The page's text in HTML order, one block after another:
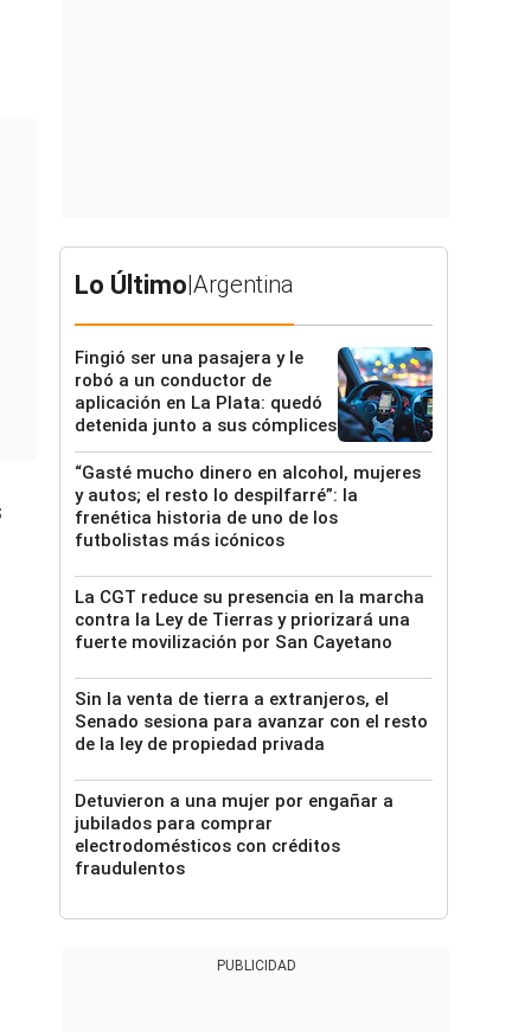
Lo Último|Argentina
Fingió ser una pasajera y le
robó a un conductor de
aplicación en La Plata: quedó
detenida junto a sus cómplices
“Gasté mucho dinero en alcohol, mujeres
y autos; el resto lo despilfarré”: la
frenética historia de uno de los
futbolistas más icónicos
La CGT reduce su presencia en la marcha
contra la Ley de Tierras y priorizará una
fuerte movilización por San Cayetano
Sin la venta de tierra a extranjeros, el
Senado sesiona para avanzar con el resto
de la ley de propiedad privada
Detuvieron a una mujer por engañar a
jubilados para comprar
electrodomésticos con créditos
fraudulentos
PUBLICIDAD